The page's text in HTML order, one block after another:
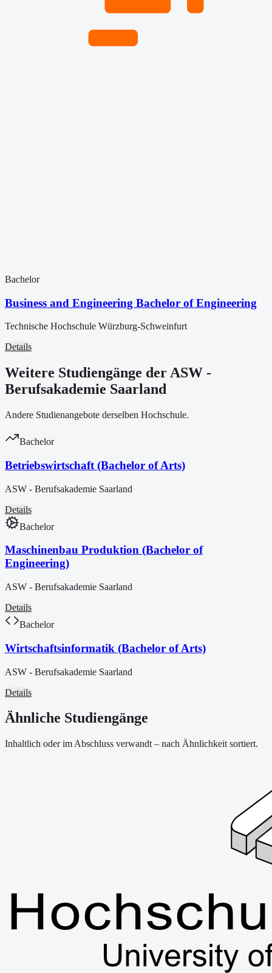
Bachelor
Business and Engineering Bachelor of Engineering
Technische Hochschule Würzburg-Schweinfurt
Details
Weitere Studiengänge der ASW -
Berufsakademie Saarland
Andere Studienangebote derselben Hochschule.
Bachelor
Betriebswirtschaft (Bachelor of Arts)
ASW - Berufsakademie Saarland
Details
Bachelor
Maschinenbau Produktion (Bachelor of
Engineering)
ASW - Berufsakademie Saarland
Details
Bachelor
Wirtschaftsinformatik (Bachelor of Arts)
ASW - Berufsakademie Saarland
Details
Ähnliche Studiengänge
Inhaltlich oder im Abschluss verwandt – nach Ähnlichkeit sortiert.